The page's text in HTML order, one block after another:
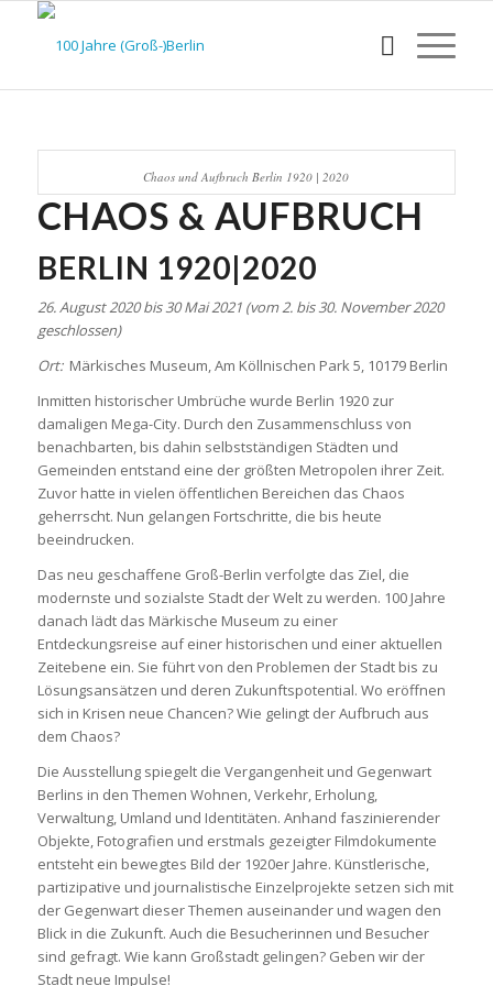
Chaos und Aufbruch Berlin 1920 | 2020
CHAOS & AUFBRUCH
BERLIN 1920|2020
26. August 2020 bis 30 Mai 2021 (vom 2. bis 30. November 2020
geschlossen)
Ort: Märkisches Museum, Am Köllnischen Park 5, 10179 Berlin
Inmitten historischer Umbrüche wurde Berlin 1920 zur
damaligen Mega-City. Durch den Zusammenschluss von
benachbarten, bis dahin selbstständigen Städten und
Gemeinden entstand eine der größten Metropolen ihrer Zeit.
Zuvor hatte in vielen öffentlichen Bereichen das Chaos
geherrscht. Nun gelangen Fortschritte, die bis heute
beeindrucken.
Das neu geschaffene Groß-Berlin verfolgte das Ziel, die
modernste und sozialste Stadt der Welt zu werden. 100 Jahre
danach lädt das Märkische Museum zu einer
Entdeckungsreise auf einer historischen und einer aktuellen
Zeitebene ein. Sie führt von den Problemen der Stadt bis zu
Lösungsansätzen und deren Zukunftspotential. Wo eröffnen
sich in Krisen neue Chancen? Wie gelingt der Aufbruch aus
dem Chaos?
Die Ausstellung spiegelt die Vergangenheit und Gegenwart
Berlins in den Themen Wohnen, Verkehr, Erholung,
Verwaltung, Umland und Identitäten. Anhand faszinierender
Objekte, Fotografien und erstmals gezeigter Filmdokumente
entsteht ein bewegtes Bild der 1920er Jahre. Künstlerische,
partizipative und journalistische Einzelprojekte setzen sich mit
der Gegenwart dieser Themen auseinander und wagen den
Blick in die Zukunft. Auch die Besucherinnen und Besucher
sind gefragt. Wie kann Großstadt gelingen? Geben wir der
Stadt neue Impulse!